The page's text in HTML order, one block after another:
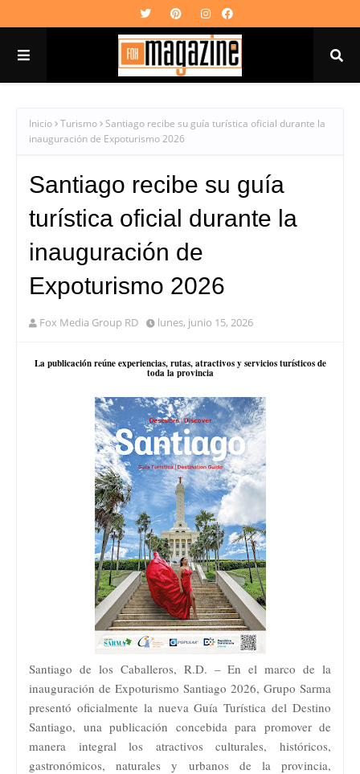
Inicio Turismo
Santiago recibe su guía turística oficial durante la
inauguración de Expoturismo 2026
Santiago recibe su guía
turística oficial durante la
inauguración de
Expoturismo 2026
Fox Media Group RD lunes, junio 15, 2026
La publicación reúne experiencias, rutas, atractivos y servicios turísticos de
toda la provincia
Santiago de los Caballeros, R.D. – En el marco de la
inauguración de Expoturismo Santiago 2026, Grupo Sarma
presentó oficialmente la nueva Guía Turística del Destino
Santiago, una publicación concebida para promover de
manera integral los atractivos culturales, históricos,
gastronómicos, naturales y urbanos de la provincia,